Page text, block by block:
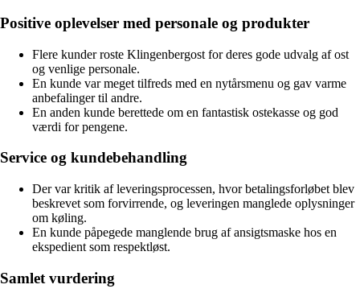
Positive oplevelser med personale og produkter
Flere kunder roste Klingenbergost for deres gode udvalg af ost
og venlige personale.
En kunde var meget tilfreds med en nytårsmenu og gav varme
anbefalinger til andre.
En anden kunde berettede om en fantastisk ostekasse og god
værdi for pengene.
Service og kundebehandling
Der var kritik af leveringsprocessen, hvor betalingsforløbet blev
beskrevet som forvirrende, og leveringen manglede oplysninger
om køling.
En kunde påpegede manglende brug af ansigtsmaske hos en
ekspedient som respektløst.
Samlet vurdering